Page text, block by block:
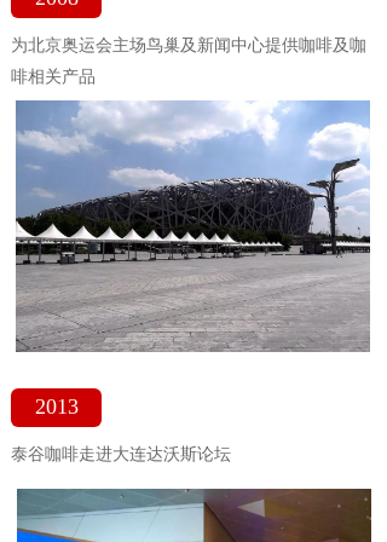
为北京奥运会主场鸟巢及新闻中心提供咖啡及咖
啡相关产品
2013
泰谷咖啡走进大连达沃斯论坛